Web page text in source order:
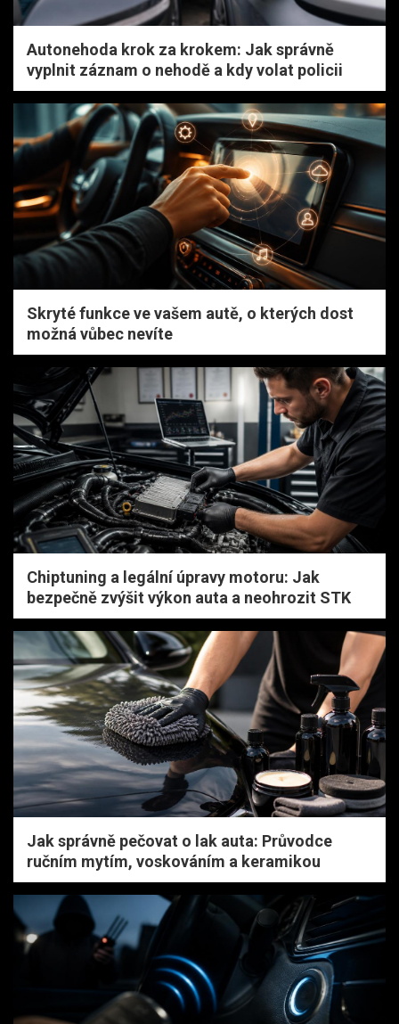
Autonehoda krok za krokem: Jak správně
vyplnit záznam o nehodě a kdy volat policii
Skryté funkce ve vašem autě, o kterých dost
možná vůbec nevíte
Chiptuning a legální úpravy motoru: Jak
bezpečně zvýšit výkon auta a neohrozit STK
Jak správně pečovat o lak auta: Průvodce
ručním mytím, voskováním a keramikou